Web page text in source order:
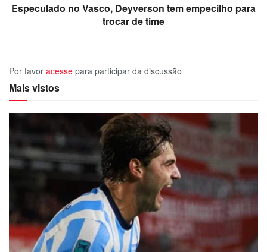
Especulado no Vasco, Deyverson tem empecilho para
trocar de time
Por favor acesse para participar da discussão
Mais vistos